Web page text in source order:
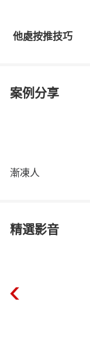
他處按推技巧
案例分享
漸凍人
精選影音